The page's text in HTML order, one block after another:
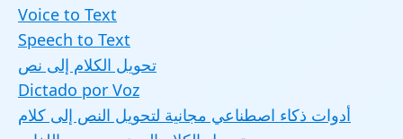
Voice to Text
Speech to Text
تحويل الكلام إلى نص
Dictado por Voz
أدوات ذكاء اصطناعي مجانية لتحويل النص إلى كلام